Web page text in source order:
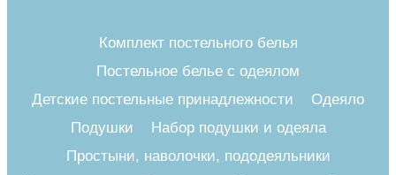
Комплект постельного белья
Постельное белье с одеялом
Детские постельные принадлежности
Одеяло
Подушки
Набор подушки и одеяла
Простыни, наволочки, пододеяльники